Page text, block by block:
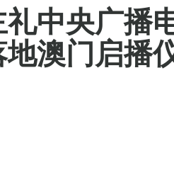
中央广播
澳门启播